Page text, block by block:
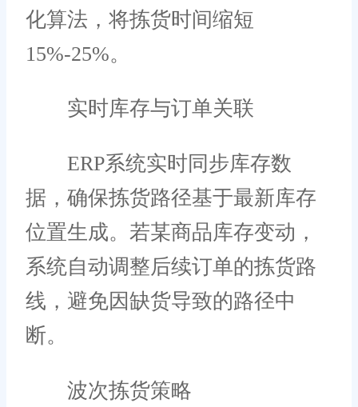
化算法，将拣货时间缩短
15%-25%。
实时库存与订单关联
ERP系统实时同步库存数
据，确保拣货路径基于最新库存
位置生成。若某商品库存变动，
系统自动调整后续订单的拣货路
线，避免因缺货导致的路径中
断。
波次拣货策略